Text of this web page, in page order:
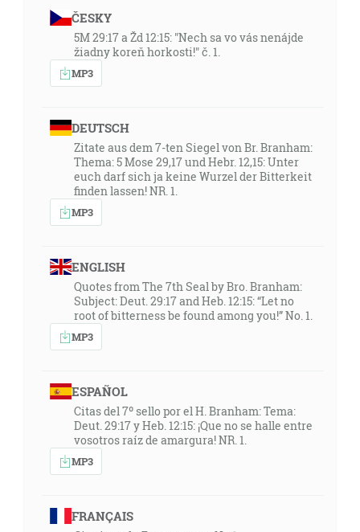
ČESKY
5M 29:17 a Žd 12:15: "Nech sa vo vás nenájde
žiadny koreň horkosti!" č. 1.
MP3
DEUTSCH
Zitate aus dem 7-ten Siegel von Br. Branham:
Thema: 5 Mose 29,17 und Hebr. 12,15: Unter
euch darf sich ja keine Wurzel der Bitterkeit
finden lassen! NR. 1.
MP3
ENGLISH
Quotes from The 7th Seal by Bro. Branham:
Subject: Deut. 29:17 and Heb. 12:15: “Let no
root of bitterness be found among you!” No. 1.
MP3
ESPAÑOL
Citas del 7º sello por el H. Branham: Tema:
Deut. 29:17 y Heb. 12:15: ¡Que no se halle entre
vosotros raíz de amargura! NR. 1.
MP3
FRANÇAIS